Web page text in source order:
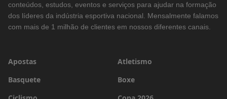
conteúdos, estudos, eventos e serviços para ajudar na formação
dos líderes da indústria esportiva nacional. Mensalmente falamos
com mais de 1 milhão de clientes em nossos diferentes canais.
Apostas
Atletismo
Basquete
Boxe